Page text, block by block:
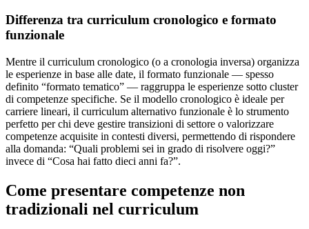
Differenza tra curriculum cronologico e formato
funzionale
Mentre il curriculum cronologico (o a cronologia inversa) organizza
le esperienze in base alle date, il formato funzionale — spesso
definito “formato tematico” — raggruppa le esperienze sotto cluster
di competenze specifiche. Se il modello cronologico è ideale per
carriere lineari, il curriculum alternativo funzionale è lo strumento
perfetto per chi deve gestire transizioni di settore o valorizzare
competenze acquisite in contesti diversi, permettendo di rispondere
alla domanda: “Quali problemi sei in grado di risolvere oggi?”
invece di “Cosa hai fatto dieci anni fa?”.
Come presentare competenze non
tradizionali nel curriculum